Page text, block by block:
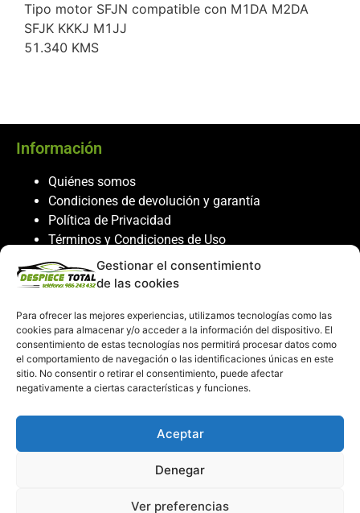
Gestionar el consentimiento
de las cookies
Para ofrecer las mejores experiencias, utilizamos tecnologías como las
cookies para almacenar y/o acceder a la información del dispositivo. El
consentimiento de estas tecnologías nos permitirá procesar datos como
el comportamiento de navegación o las identificaciones únicas en este
sitio. No consentir o retirar el consentimiento, puede afectar
negativamente a ciertas características y funciones.
Aceptar
Denegar
Ver preferencias
Tipo motor SFJN compatible con M1DA M2DA
SFJK KKKJ M1JJ
51.340 KMS
Información
Quiénes somos
Condiciones de devolución y garantía
Política de Privacidad
Términos y Condiciones de Uso
Política de Cookies
Servicio al cliente
Contacto
986 243 432
608 867 074
recambiosdespiecetotal@gmail.com
Mi cuenta
Mi Cuenta